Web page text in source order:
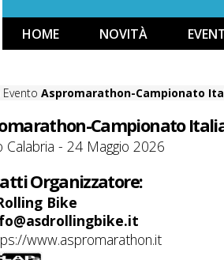
HOME NOVITÀ
Aspromarathon-Campionato
Campionato
Calabria - 24 Maggio 2026
Organizzatore:
Bike
www.aspromarathon.it